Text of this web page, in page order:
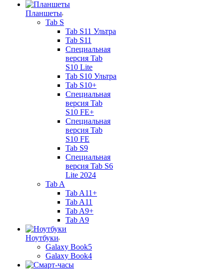
Планшеты
Tab S
Tab S11 Ультра
Tab S11
Специальная
версия Tab
S10 Lite
Tab S10 Ультра
Tab S10+
Специальная
версия Tab
S10 FE+
Специальная
версия Tab
S10 FE
Tab S9
Специальная
версия Tab S6
Lite 2024
Tab A
Tab A11+
Tab A11
Tab A9+
Tab A9
Ноутбуки
Galaxy Book5
Galaxy Book4